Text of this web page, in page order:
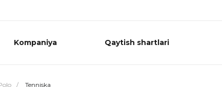
Kompaniya Qaytish shartlari
/ Tenniska